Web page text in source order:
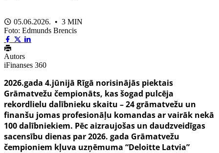
05.06.2026. • 3 MIN
Foto: Edmunds Brencis
Autors
iFinanses 360
2026.gada 4.jūnijā Rīgā norisinājās piektais
Grāmatvežu čempionāts, kas šogad pulcēja
rekordlielu dalībnieku skaitu – 24 grāmatvežu un
finanšu jomas profesionāļu komandas ar vairāk nekā
100 dalībniekiem. Pēc aizraujošas un daudzveidīgas
sacensību dienas par 2026. gada Grāmatvežu
čempioniem kļuva uzņēmuma “Deloitte Latvia”